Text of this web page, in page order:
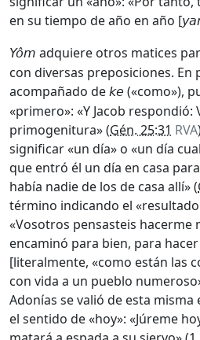
en su tiempo de año en año [
Yôm adquiere otros matices
con diversas preposiciones. En
acompañado de ke («como»),
«primero»: «Y Jacob
primogenitura» (Gén. 25:31 RVA
significar «un día» o «un día
que entró él un día en casa
había nadie de los de casa allí» (
término indicando el
«Vosotros pensasteis hacerme
encaminó para bien, para
[literalmente, «como están las
con vida a un pueblo
Adonías se valió de esta
el sentido de «hoy»: «Júreme